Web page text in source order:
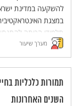
להשקעה במדינת
במצגת
תלמידי הכיתה
שונים הניצבים לפני
כסף שנועד למטרה זו
להם להבין מהם.
מערך שיעור
תמורות כלכליות
השנים האחרונות